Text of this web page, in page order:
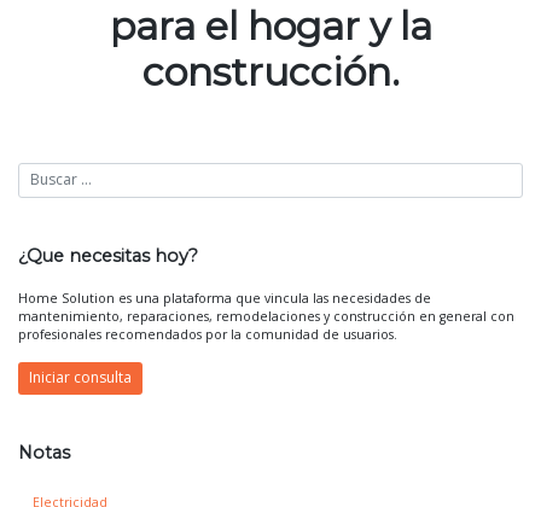
para el hogar y la
construcción.
¿Que necesitas hoy?
Home Solution es una plataforma que vincula las necesidades de
mantenimiento, reparaciones, remodelaciones y construcción en general con
profesionales recomendados por la comunidad de usuarios.
Iniciar consulta
Notas
Electricidad